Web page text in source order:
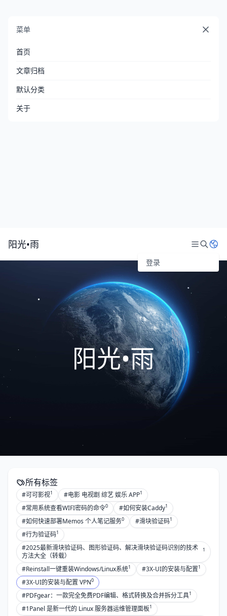
阳光•雨
登录
菜单
首页
文章归档
默认分类
关于
阳光•雨
所有标签
#可可影视1 #电影 电视剧 综艺 娱乐 APP1
#常用系统查看WIFI密码的命令0 #如何安装Caddy1
#如何快速部署Memos 个人笔记服务0 #滑块验证码1
#行为验证码1
#2025最新滑块验证码、图形验证码、解决滑块验证码识别的技术
方法大全（转载）
1
#Reinstall一键重装Windows/Linux系统1 #3X-UI的安装与配置1
#3X-UI的安装与配置 VPN0
#PDFgear：一款完全免费PDF编辑、格式转换及合并拆分工具1
#1Panel 是新一代的 Linux 服务器运维管理面板1